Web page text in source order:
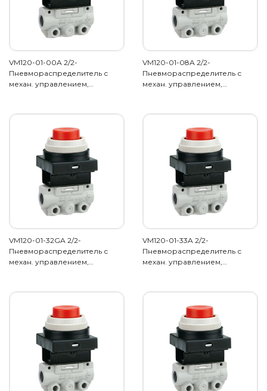
VM120-01-00A 2/2-
Пневмораспределитель с
механ. управлением,…
VM120-01-08A 2/2-
Пневмораспределитель с
механ. управлением,…
VM120-01-32GA 2/2-
Пневмораспределитель с
механ. управлением,…
VM120-01-33A 2/2-
Пневмораспределитель с
механ. управлением,…